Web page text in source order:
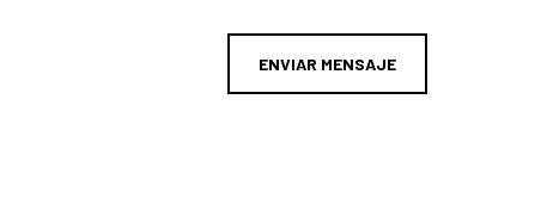
ENVIAR MENSAJE